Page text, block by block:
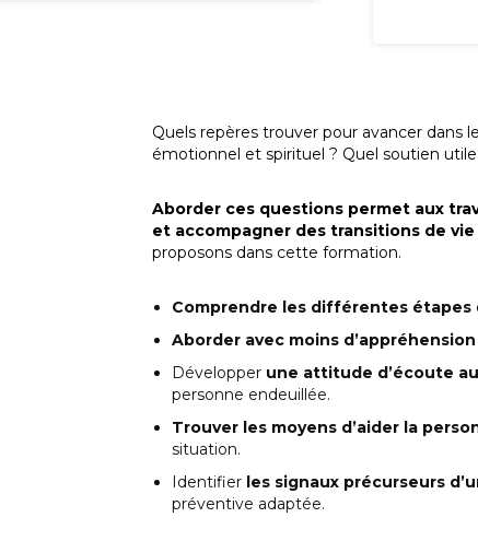
Quels repères trouver pour avancer dans
émotionnel et spirituel ? Quel soutien
Aborder ces questions permet aux
et accompagner des transitions de
proposons dans cette formation.
Comprendre les différentes étapes
Aborder avec moins
Développer une attitude d’écoute
personne endeuillée.
Trouver les moyens d’aider la
situation.
Identifier les signaux précurseurs
préventive adaptée.